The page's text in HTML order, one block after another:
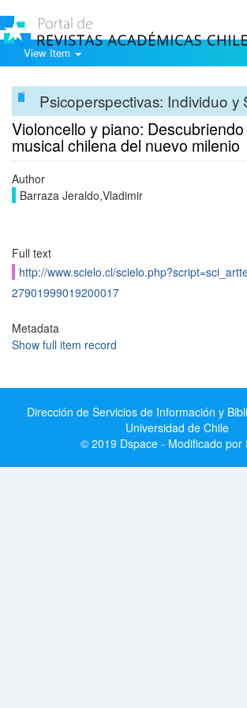
View Item
Psicoperspectivas: Individuo y
Violoncello y piano:
musical chilena del nuevo milenio
Author
Barraza Jeraldo,Vladimir
Full text
http://www.scielo.cl/
27901999019200017
Metadata
Show full item record
Dirección de Servicios de Información y
Universidad de Chile
© 2019 Dspace - Modificado por